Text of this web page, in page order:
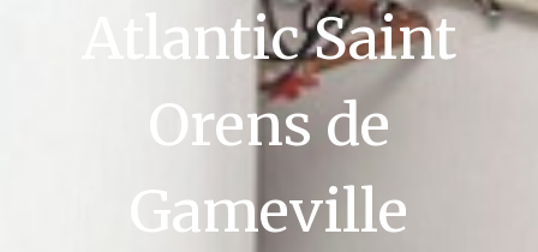
Atlantic Saint
Orens de
Gameville